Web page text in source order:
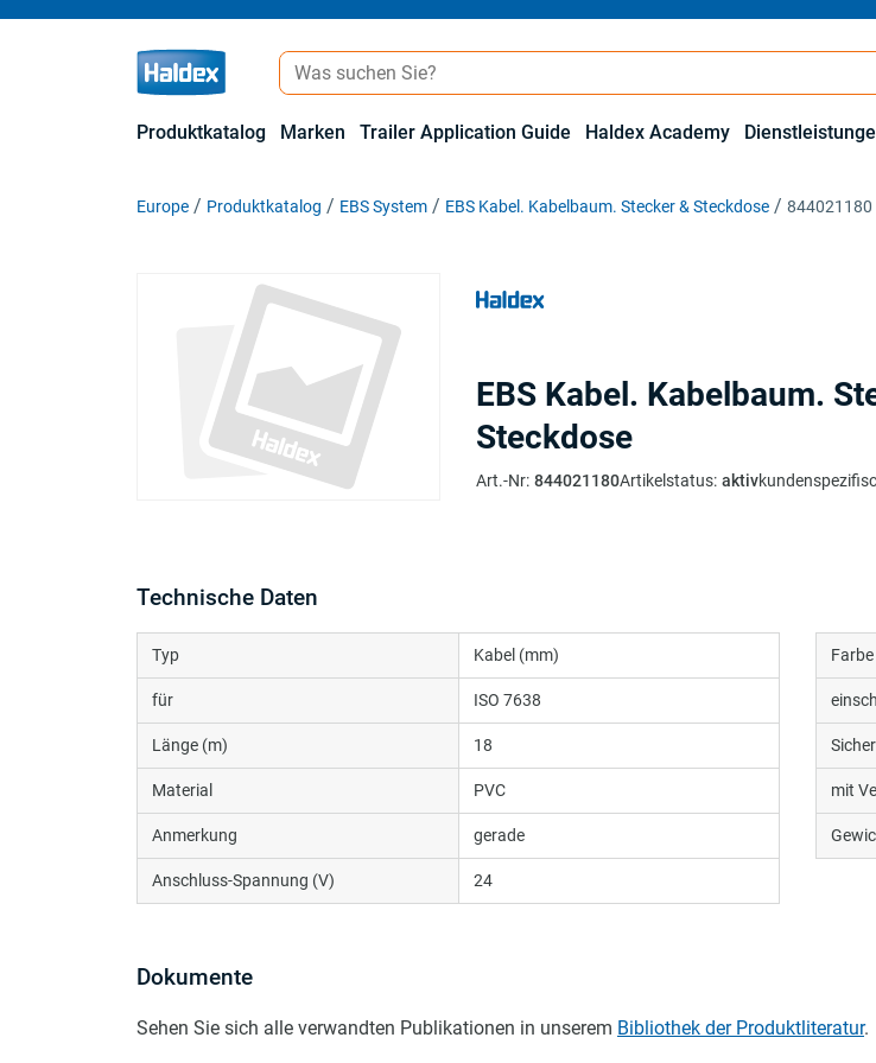
Produktkatalog Marken Trailer Application Guide Haldex Academy
Europe Produktkatalog EBS System EBS Kabel. Kabelbaum. Stecker & Steckdose 844021180
EBS Kabel. Kabelbaum.
Steckdose
Art.-Nr: 844021180Artikelstatus: aktiv
Technische Daten
Typ Kabel (mm)
für ISO 7638
Länge (m) 18
Material PVC
Anmerkung gerade
Anschluss-Spannung (V) 24
Farbe
mit
Dokumente
Sehen Sie sich alle verwandten Publikationen in unserem Bibliothek der Produktliteratur.